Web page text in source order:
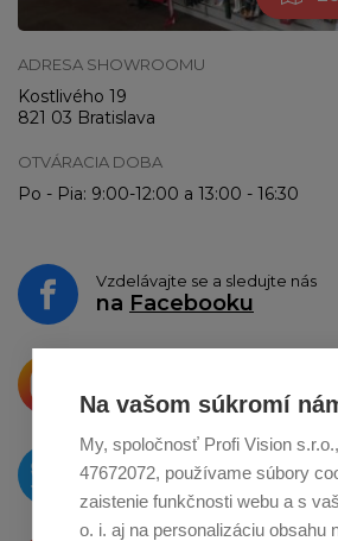
Na vašom súkromí
My, spoločnosť Profi Vision
47672072, používame súbory
zaistenie funkčnosti webu a s
o. i. aj na personalizáciu obsahu
ADRESA SHOWROOMU
Kostlivého 19
821 03 Bratislava
OTVÁRACIA DOBA
Po - Pia: 9:00-12:00 a 13:00 - 16:30
Vzdelávajte se a sledujte nás
na Facebooku
o zdieľanie na
O novinkách píšeme
naTwitteri